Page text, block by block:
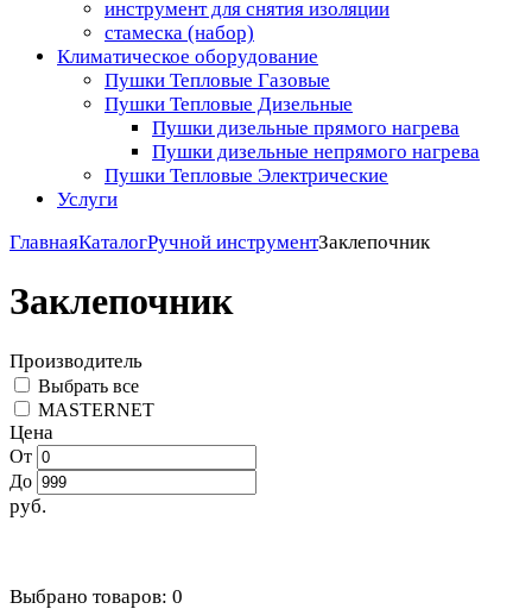
инструмент для снятия изоляции
стамеска (набор)
Климатическое оборудование
Пушки Тепловые Газовые
Пушки Тепловые Дизельные
Пушки дизельные прямого нагрева
Пушки дизельные непрямого нагрева
Пушки Тепловые Электрические
Услуги
ГлавнаяКаталогРучной инструментЗаклепочник
Заклепочник
Производитель
Выбрать все
MASTERNET
Цена
От
До
руб.
Выбрано товаров: 0